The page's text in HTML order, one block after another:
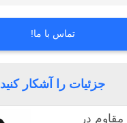
تماس با ما!
جزئیات را آشکار کنید
در